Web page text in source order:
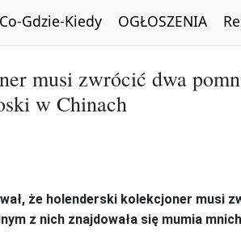
Co-Gdzie-Kiedy OGŁOSZENIA
musi zwrócić dwa
w Chinach
że holenderski kolekcjoner musi
z nich znajdowała się mumia